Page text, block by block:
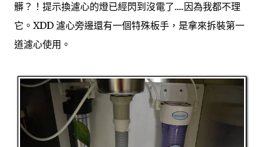
髒？！提示換濾心的燈已經閃到沒電了.....因為我都不理
它。XDD 濾心旁邊還有一個特殊板手，是拿來拆裝第一
道濾心使用。